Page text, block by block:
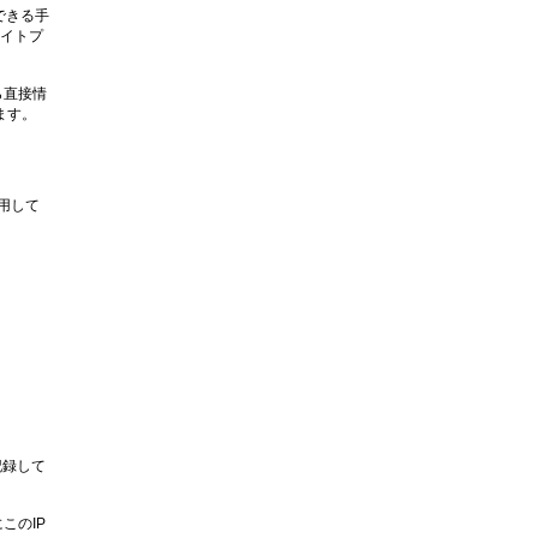
きる手
トプ
直接情
。
して
して
このIP